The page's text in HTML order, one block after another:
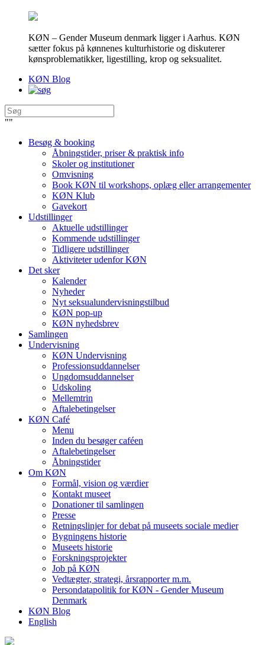
KØN – Gender Museum denmark ligger i Aarhus. KØN
sætter fokus på kønnenes kulturhistorie og diskuterer
kønsproblematikker, ligestilling, krop og seksualitet.
KØN Blog
""
Besøg & booking
Åbningstider, priser & praktisk info
Skoler og institutioner
Omvisning
Book KØN til workshops, oplæg eller arrangementer
KØN Klub
Gavekort
Udstillinger
Aktuelle udstillinger
Kommende udstillinger
Tidligere udstillinger
Aktiviteter udenfor KØN
Det sker
Kalender
Nyheder
Nyt seksualundervisningstilbud
KØN pop-up
KØN nyhedsbrev
Samlingen
Undervisning
KØN Undervisning
Professionsuddannelser
Ungdomsuddannelser
Udskoling
Mellemtrin
Aftalebetingelser
KØN Café
Menu
Inden du besøger caféen
Aftalebetingelser
Åbningstider
Om KØN
Formål, vision og værdier
Kontakt museet
Donationer til samlingen
Presse
Retningslinjer for debat på museets sociale medier
Bygningens historie
Museets historie
Forskningsprojekter
Job på KØN
Vedtægter, strategi, årsrapporter m.m.
Persondatapolitik for KØN - Gender Museum
Denmark
KØN Blog
English